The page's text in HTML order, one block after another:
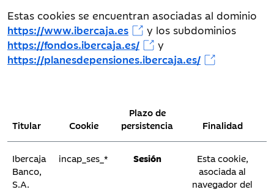
servidor
asociada
mientras
dejar la
Estas cookies se encuentran asociadas al dominio
https://www.ibercaja.es
y los subdominios
https://fondos.ibercaja.es/
y
https://planesdepensiones.ibercaja.es/
Titular Cookie
Plazo de
persistencia
Finalidad
Ibercaja
Banco,
S.A.
incap_ses_* Sesión
Esta cookie,
asociada al
navegador del